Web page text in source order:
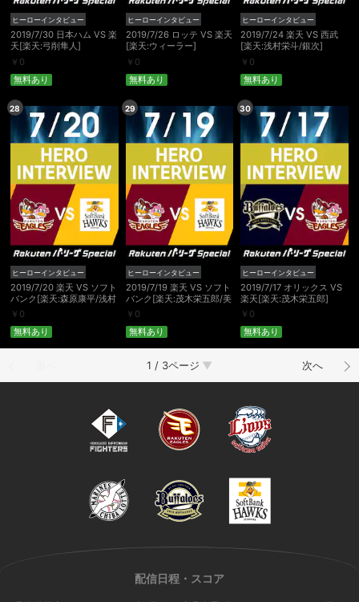
ヒーローインタビュー
2019/7/30 日本ハム VS 楽
天[楽天:弓削隼人]
￥ 0
無料あり
ヒーローインタビュー
2019/7/26 ロッテ VS 楽天
[楽天:ウィーラー]
￥ 0
無料あり
ヒーローインタビュー
2019/7/24 楽天 VS 西武
[楽天:浅村栄斗/銀次]
￥ 0
無料あり
ヒーローインタビュー
28
2019/7/20 楽天 VS ソフト
バンク[楽天:森原康平/浅村
栄斗]
￥ 0
無料あり
ヒーローインタビュー
29
2019/7/19 楽天 VS ソフト
バンク[楽天:茂木栄五郎/美
馬学]
￥ 0
無料あり
ヒーローインタビュー
30
2019/7/17 オリックス VS
楽天[楽天:茂木栄五郎]
￥ 0
無料あり
1 / 3ページ 次へ
配信日程・スコア